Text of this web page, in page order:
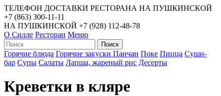
ТЕЛЕФОН ДОСТАВКИ РЕСТОРАНА НА ПУШКИНСКОЙ
+7 (863) 300-11-11
НА ПУШКИНСКОЙ +7 (928) 112-48-78
О Силле Ресторан Меню
Горячие блюда Горячие закуски Панчан Поке Пицца Суши-
бар Супы Салаты Лапша, жареный рис Десерты
Креветки в кляре